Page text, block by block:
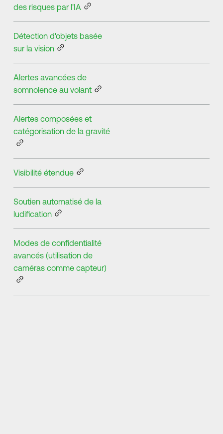
des risques par l'IA
Détection d'objets basée
sur la vision
Alertes avancées de
somnolence au volant
Alertes composées et
catégorisation de la gravité
Visibilité étendue
Soutien automatisé de la
ludification
Modes de confidentialité
avancés (utilisation de
caméras comme capteur)